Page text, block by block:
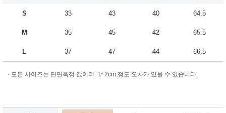
S 33 43 40 64.5
M 35 45 42 65.5
L 37 47 44 66.5
· 모든 사이즈는 단면측정 값이며, 1~2cm 정도 오차가 있을 수 있습니다.